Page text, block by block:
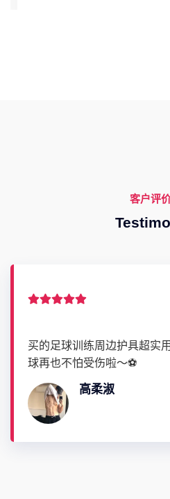
客户评
体育直播的多视角切换
能切到球员特写，甚至
楚，沉浸式观赛 yyds～👀